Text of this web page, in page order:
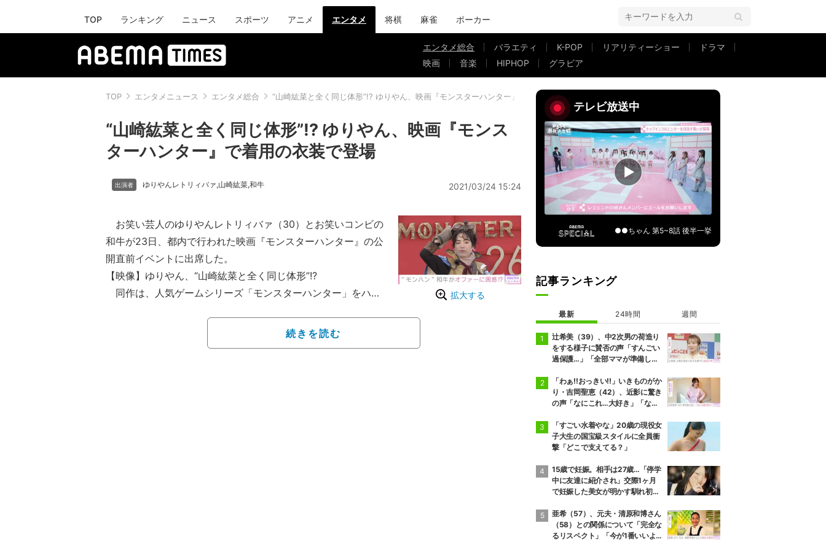
TOP ランキング ニュース スポーツ アニメ エンタメ 将棋 麻雀 ポーカー
エンタメ総合 バラエティ K-POP リアリティーショー
ドラマ
映画
音楽 HIPHOP グラビア
TOP エンタメニュース エンタメ総合 “山崎紘菜と全く同じ体形”!? ゆりやん、映画『モンスターハンター』で着用の衣装で登場
“山崎紘菜と全く同じ体形”!? ゆりやん、映画『モンス
ターハンター』で着用の衣装で登場
ゆりやんレトリィバァ,山崎紘菜,和牛 2021/03/24 15:24
拡大する
お笑い芸人のゆりやんレトリィバァ（30）とお笑いコンビの
和牛が23日、都内で行われた映画『モンスターハンター』の公
開直前イベントに出席した。
【映像】ゆりやん、“山崎紘菜と全く同じ体形”!?
同作は、人気ゲームシリーズ「モンスターハンター」をハリ
に送り込まれたミラ・ジョヴォヴィッチ（45）演じる、主人公
アルテミス率いる特殊部隊が大迫力のバトルを繰り広げる、ア
続きを読む
テレビ放送中
●●ちゃん 第5~8話 後半一挙
記事ランキング
最新 24時間 週間
辻希美（39）、中2次男の荷造り
をする様子に賛否の声「すんごい
過保護…」「全部ママが準備して
「わぁ!!おっきい!!」いきものがか
り・吉岡聖恵（42）、近影に驚き
の声「なにこれ…大好き」「なん
「すごい水着やな」20歳の現役女
子大生の国宝級スタイルに全員衝
撃「どこで支えてる？」
15歳で妊娠。相手は27歳…「停学
中に友達に紹介され」交際1ヶ月
で妊娠した美女が明かす馴れ初め
絶句
亜希（57）、元夫・清原和博さん
（58）との関係について「完全な
るリスペクト」「今が1番いいよ